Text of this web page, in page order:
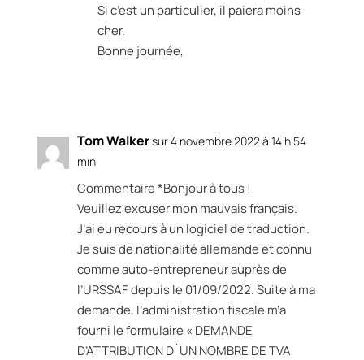
Si c’est un particulier, il paiera moins
cher.
Bonne journée,
Tom Walkersur 4 novembre 2022 à 14 h 54
min
Commentaire *Bonjour à tous !
Veuillez excuser mon mauvais français.
J’ai eu recours à un logiciel de traduction.
Je suis de nationalité allemande et connu
comme auto-entrepreneur auprès de
l’URSSAF depuis le 01/09/2022. Suite à ma
demande, l’administration fiscale m’a
fourni le formulaire « DEMANDE
D’ATTRIBUTION D`UN NOMBRE DE TVA